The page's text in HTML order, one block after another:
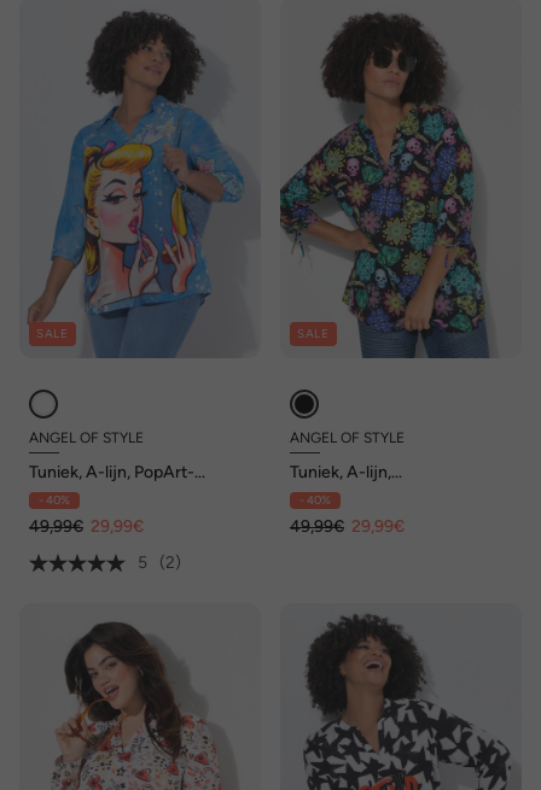
SALE
ANGEL OF STYLE
Tuniek, A-lijn, PopArt-
patroon, lange mouwen
- 40%
49,99€ 29,99€
5
(2)
SALE
ANGEL OF STYLE
Tuniek, A-lijn,
doodshoofdmotief, 3/4-
mouwen
- 40%
49,99€ 29,99€